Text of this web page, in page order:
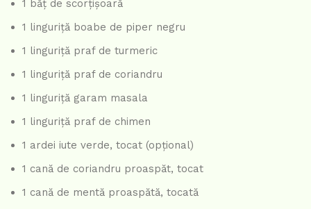
1 băț de scorțișoară
1 linguriță boabe de piper negru
1 linguriță praf de turmeric
1 linguriță praf de coriandru
1 linguriță garam masala
1 linguriță praf de chimen
1 ardei iute verde, tocat (opțional)
1 cană de coriandru proaspăt, tocat
1 cană de mentă proaspătă, tocată